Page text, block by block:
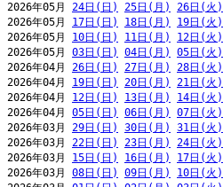
2026年05月 24日(日) 25日(月) 26日(火)
2026年05月 17日(日) 18日(月) 19日(火)
2026年05月 10日(日) 11日(月) 12日(火)
2026年05月 03日(日) 04日(月) 05日(火)
2026年04月 26日(日) 27日(月) 28日(火)
2026年04月 19日(日) 20日(月) 21日(火)
2026年04月 12日(日) 13日(月) 14日(火)
2026年04月 05日(日) 06日(月) 07日(火)
2026年03月 29日(日) 30日(月) 31日(火)
2026年03月 22日(日) 23日(月) 24日(火)
2026年03月 15日(日) 16日(月) 17日(火)
2026年03月 08日(日) 09日(月) 10日(火)